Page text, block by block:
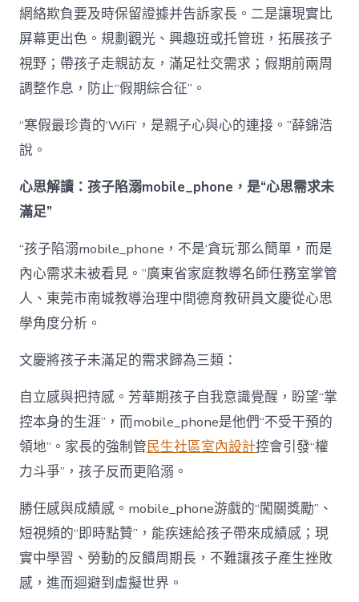
網絡欺負要及時保留證據并告訴家長。二是讓現實比
屏幕更出色。規劃觀光、興趣班或托管班，拓展孩子
視野；帶孩子走親訪友，滿足社交需求；假期前兩周
調整作息，防止“假期綜合征”。
“寒假最珍貴的‘WiFi’，是親子心與心的連接。”薛錦浩
說。
心思解讀：孩子陷溺mobile_phone，是“心思需求未
滿足”
“孩子陷溺mobile_phone，不是‘貪玩’那么簡單，而是
內心需求未被看見。”廣東省家庭教導名師任務室掌管
人、東莞市南城教導治理中間德育教研員文慶從心思
學角度分析。
文慶將孩子未滿足的需求歸為三類：
自立感與把持感。芳華期孩子自我意識覺醒，盼望“掌
控本身的生涯”，而mobile_phone是他們“不受干預的
領地”。家長的強制管民生社區室內設計控會引發“權
力斗爭”，孩子反而更陷溺。
勝任感與成績感。mobile_phone游戲的“闖關獎勵”、
短視頻的“即時點贊”，能疾速給孩子帶來成績感；現
實中學習、勞動的反饋周期長，不難讓孩子產生挫敗
感，進而迴避到虛擬世界。